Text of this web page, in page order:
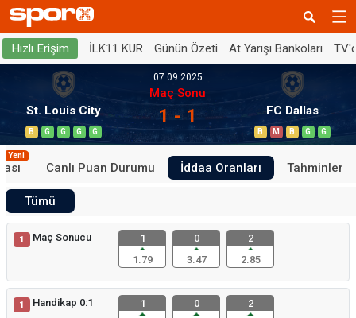
Hızlı Erişim İLK11 KUR Günün Özeti At Yarışı Bankoları
St. Louis City
B G G G G
07.09.2025
Maç Sonu
1 - 1 FC Dallas
B M B G G
Yeni
Canlı Puan Durumu İddaa Oranları Tahminler
Tümü
1 Maç Sonucu
1
1.79
0
3.47
2
2.85
1 Handikap 0:1
1
0
2